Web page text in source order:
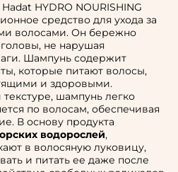
HYDRO NOURISHING
средство для ухода за
волосами. Он бережно
не нарушая
Шампунь содержит
которые питают волосы,
и здоровыми.
шампунь легко
по волосам, обеспечивая
В основу продукта
водорослей,
в волосяную луковицу,
и питать ее даже после